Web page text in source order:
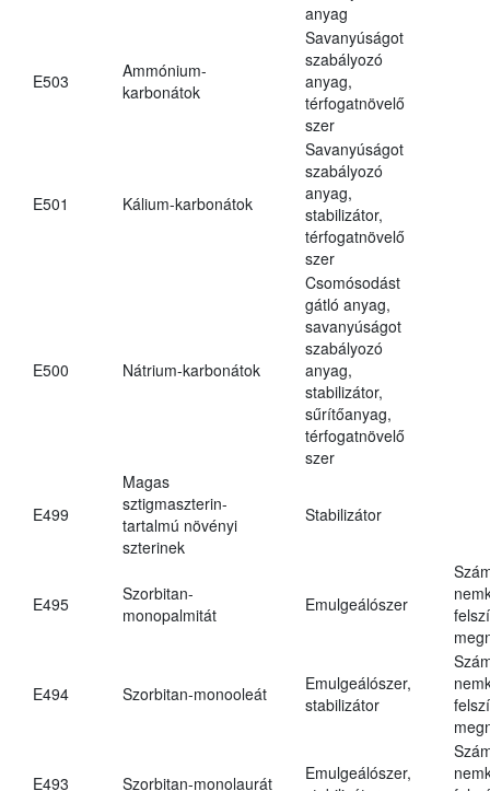
anyag
E503
Ammónium-
karbonátok
Savanyúságot
szabályozó
anyag,
térfogatnövelő
szer
E501 Kálium-karbonátok
Savanyúságot
szabályozó
anyag,
stabilizátor,
térfogatnövelő
szer
E500 Nátrium-karbonátok
Csomósodást
gátló anyag,
savanyúságot
szabályozó
anyag,
stabilizátor,
sűrítőanyag,
térfogatnövelő
szer
E499
Magas
sztigmaszterin-
tartalmú növényi
szterinek
Stabilizátor
E495
Szorbitan-
monopalmitát
Emulgeálószer
E494 Szorbitan-monooleát
Emulgeálószer,
stabilizátor
E493 Szorbitan-monolaurát
Emulgeálószer,